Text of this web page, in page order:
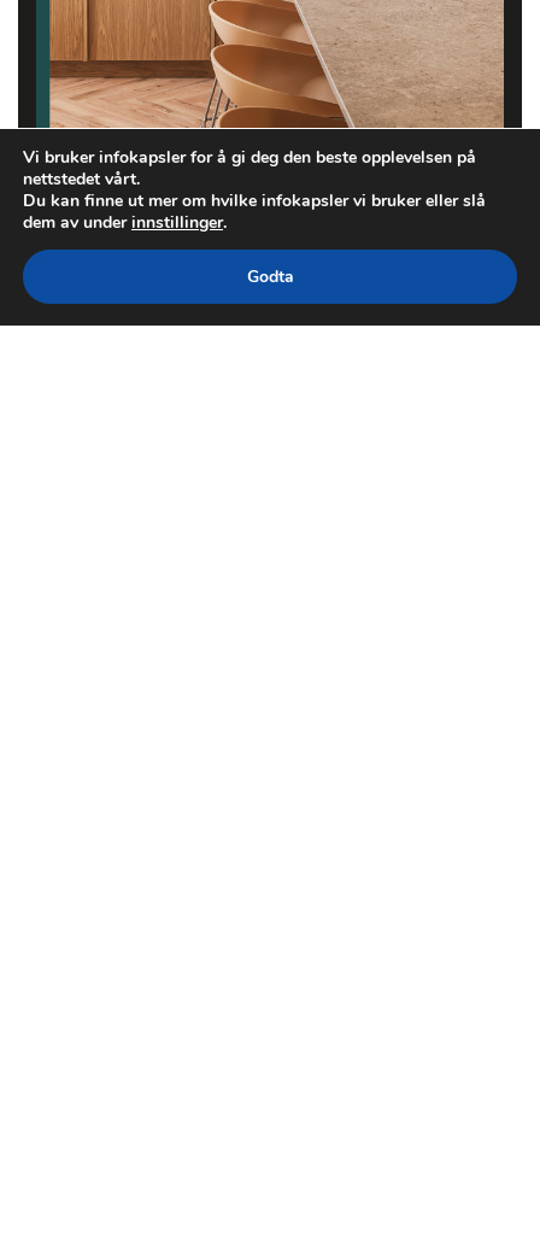
Vi bruker infokapsler for å gi deg den beste opplevelsen på
nettstedet vårt.
Du kan finne ut mer om hvilke infokapsler vi bruker eller slå
dem av underinnstillinger.
Godta